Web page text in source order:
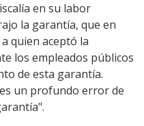
en su labor
la garantía, que en
quien aceptó la
los empleados públicos
de esta garantía.
un profundo error de